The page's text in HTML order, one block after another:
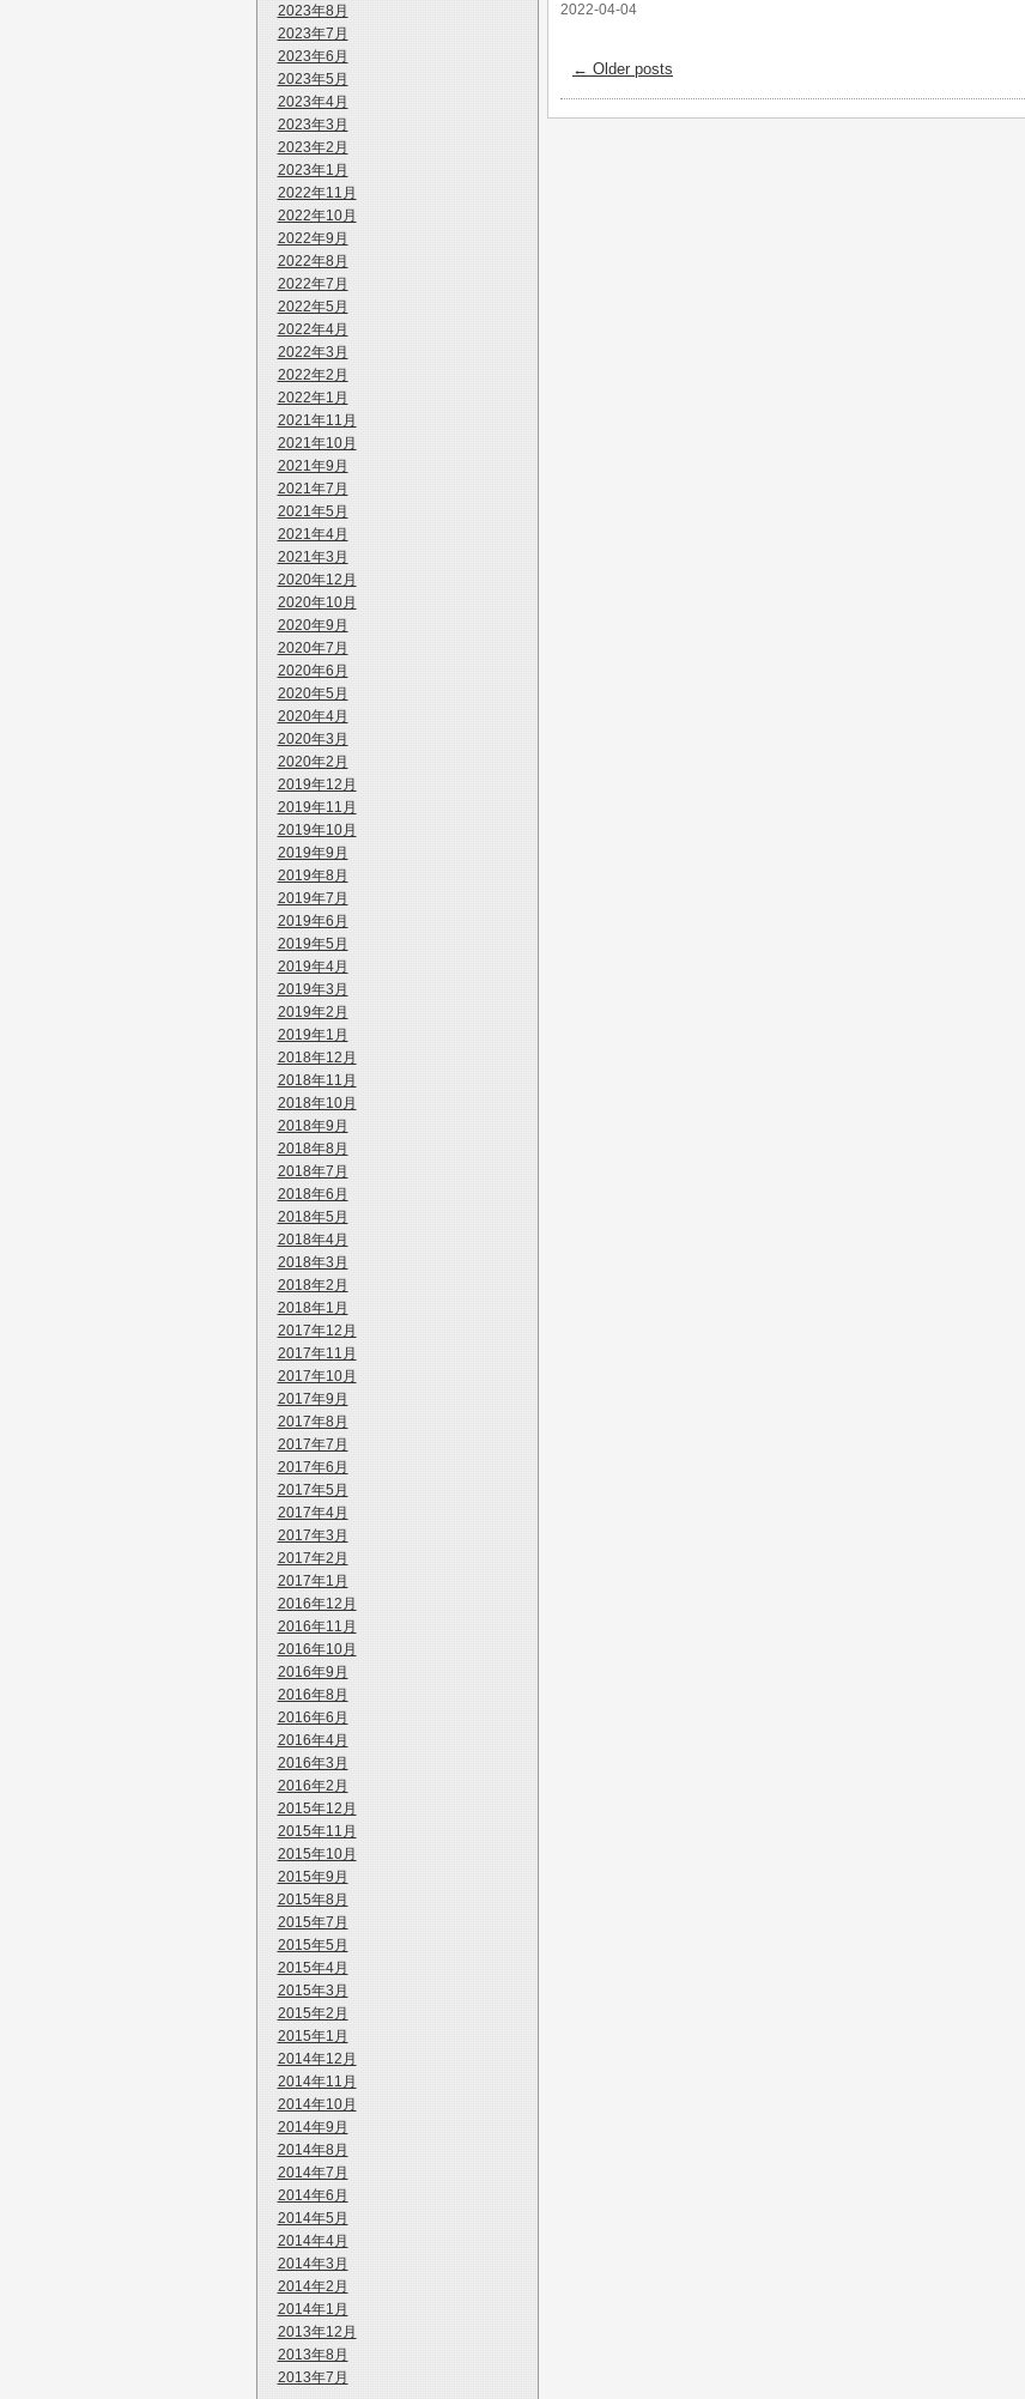
2023年8月
2023年7月
2023年6月
2023年5月
2023年4月
2023年3月
2023年2月
2023年1月
2022年11月
2022年10月
2022年9月
2022年8月
2022年7月
2022年5月
2022年4月
2022年3月
2022年2月
2022年1月
2021年11月
2021年10月
2021年9月
2021年7月
2021年5月
2021年4月
2021年3月
2020年12月
2020年10月
2020年9月
2020年7月
2020年6月
2020年5月
2020年4月
2020年3月
2020年2月
2019年12月
2019年11月
2019年10月
2019年9月
2019年8月
2019年7月
2019年6月
2019年5月
2019年4月
2019年3月
2019年2月
2019年1月
2018年12月
2018年11月
2018年10月
2018年9月
2018年8月
2018年7月
2018年6月
2018年5月
2018年4月
2018年3月
2018年2月
2018年1月
2017年12月
2017年11月
2017年10月
2017年9月
2017年8月
2017年7月
2017年6月
2017年5月
2017年4月
2017年3月
2017年2月
2017年1月
2016年12月
2016年11月
2016年10月
2016年9月
2016年8月
2016年6月
2016年4月
2016年3月
2016年2月
2015年12月
2015年11月
2015年10月
2015年9月
2015年8月
2015年7月
2015年5月
2015年4月
2015年3月
2015年2月
2015年1月
2014年12月
2014年11月
2014年10月
2014年9月
2014年8月
2014年7月
2014年6月
2014年5月
2014年4月
2014年3月
2014年2月
2014年1月
2013年12月
2013年8月
2013年7月
2022-04-04
← Older posts